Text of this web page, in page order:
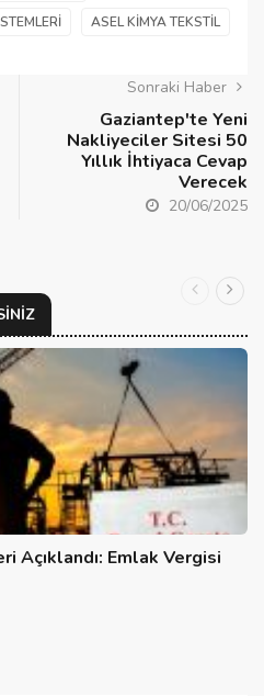
ASEL KIMYA TEKSTIL
Sonraki Haber
Gaziantep'te Yeni
Nakliyeciler Sitesi 50
Yıllık İhtiyaca Cevap
Verecek
20/06/2025
Açıklandı: Emlak Vergisi